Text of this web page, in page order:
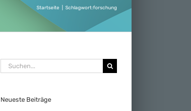
Startseite Schlagwort:forschung
Suche
nach:
Neueste Beiträge